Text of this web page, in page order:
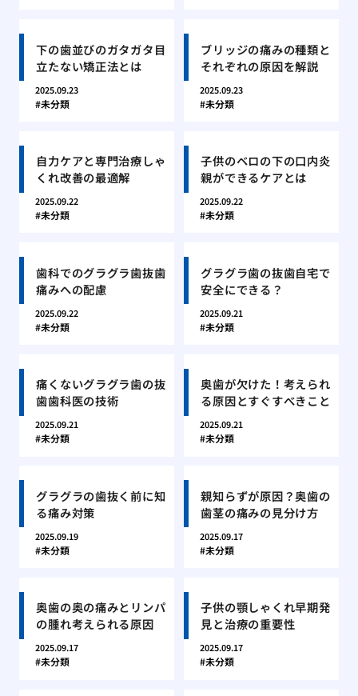
下の歯並びのガタガタ目
立たない矯正法とは
2025.09.23
未分類
ブリッジの痛みの種類と
それぞれの原因を解説
2025.09.23
未分類
自力ケアと専門治療しゃ
くれ改善の最適解
2025.09.22
未分類
子供のベロの下の口内炎
親ができるケアとは
2025.09.22
未分類
歯科でのグラグラ歯抜歯
痛みへの配慮
2025.09.22
未分類
グラグラ歯の抜歯自宅で
安全にできる？
2025.09.21
未分類
痛くないグラグラ歯の抜
歯歯科医の技術
2025.09.21
未分類
奥歯が欠けた！考えられ
る原因とすぐすべきこと
2025.09.21
未分類
グラグラの歯抜く前に知
る痛み対策
2025.09.19
未分類
親知らずが原因？奥歯の
歯茎の痛みの見分け方
2025.09.17
未分類
奥歯の奥の痛みとリンパ
の腫れ考えられる原因
2025.09.17
未分類
子供の顎しゃくれ早期発
見と治療の重要性
2025.09.17
未分類